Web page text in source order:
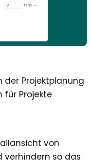
der Projektplanung
für Projekte
von
verhindern so das